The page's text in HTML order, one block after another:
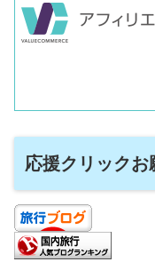
応援クリックお